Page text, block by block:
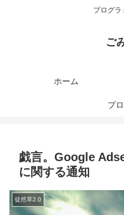
プログラ
ご
ホーム
プ
戯言。Google
に関する通知
徒然草2.0